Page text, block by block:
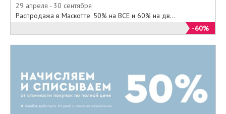
29 апреля - 30 сентября
Распродажа в Маскотте. 50% на ВСЕ и 60% на дв...
-60%